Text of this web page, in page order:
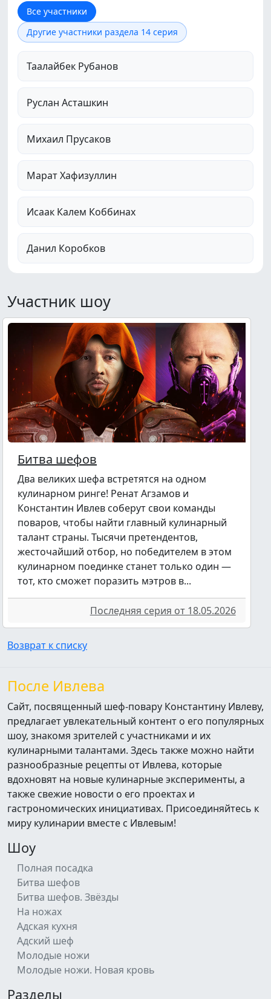
Все участники
Другие участники раздела 14 серия
Таалайбек Рубанов
Руслан Асташкин
Михаил Прусаков
Марат Хафизуллин
Исаак Калем Коббинах
Данил Коробков
Участник шоу
Битва шефов
Два великих шефа встретятся на одном
кулинарном ринге! Ренат Агзамов и
Константин Ивлев соберут свои команды
поваров, чтобы найти главный кулинарный
талант страны. Тысячи претендентов,
жесточайший отбор, но победителем в этом
кулинарном поединке станет только один —
тот, кто сможет поразить мэтров в...
Последняя серия от 18.05.2026
Возврат к списку
После Ивлева
Сайт, посвященный шеф-повару Константину Ивлеву,
предлагает увлекательный контент о его популярных
шоу, знакомя зрителей с участниками и их
кулинарными талантами. Здесь также можно найти
разнообразные рецепты от Ивлева, которые
вдохновят на новые кулинарные эксперименты, а
также свежие новости о его проектах и
гастрономических инициативах. Присоединяйтесь к
миру кулинарии вместе с Ивлевым!
Шоу
Полная посадка
Битва шефов
Битва шефов. Звёзды
На ножах
Адская кухня
Адский шеф
Молодые ножи
Молодые ножи. Новая кровь
Разделы